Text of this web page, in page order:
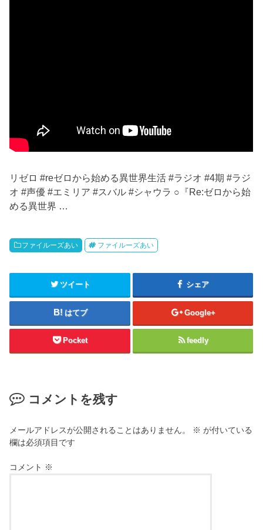
リゼロ #reゼロから始める異世界生活 #ラジオ #4期 #ラジ
オ #声優 #エミリア #スバル #シャウラ ○『Re:ゼロから始
める異世界 …
ファイルーズあい ファイルーズあい
ツイート シェア
はてブ Google+
Pocket feedly
コメントを残す
メールアドレスが公開されることはありません。 ※ が付いている
欄は必須項目です
コメント ※